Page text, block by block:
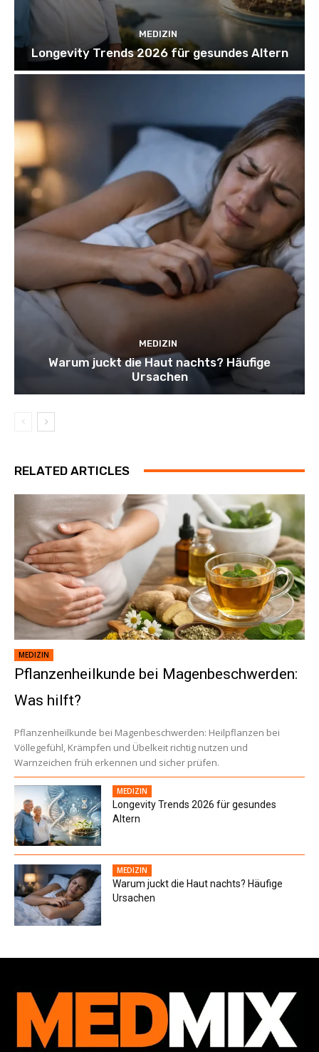
MEDIZIN
Longevity Trends 2026 für gesundes Altern
MEDIZIN
Warum juckt die Haut nachts? Häufige
Ursachen
RELATED ARTICLES
MEDIZIN
Pflanzenheilkunde bei Magenbeschwerden:
Was hilft?
Pflanzenheilkunde bei Magenbeschwerden: Heilpflanzen bei
Völlegefühl, Krämpfen und Übelkeit richtig nutzen und
Warnzeichen früh erkennen und sicher prüfen.
MEDIZIN
Longevity Trends 2026 für gesundes
Altern
MEDIZIN
Warum juckt die Haut nachts? Häufige
Ursachen